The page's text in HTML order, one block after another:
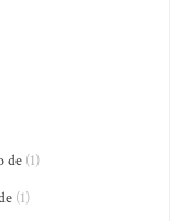
de (1)
(1)